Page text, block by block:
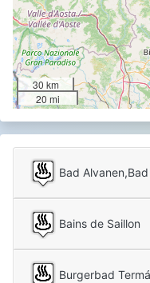
30 km
20 mi
Bad
Bains de Saillon
Burgerbad